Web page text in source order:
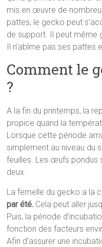
mis en œuvre de
pattes, le gecko peut
de support. Il peut même
Il n’abîme pas ses pattes
Comment le
?
A la fin du printemps, la
propice quand la
Lorsque cette période
simplement au niveau du
feuilles. Les œufs pondus
deux.
La femelle du gecko a la
par été. Cela peut aller
Puis, la période
fonction des facteurs
Afin d’assurer une